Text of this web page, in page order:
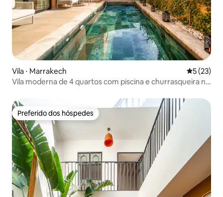
Vila ⋅ Marrakech 5 de uma
5 (23)
Vila moderna de 4 quartos com piscina e churrasqueira no
Preferido dos hóspedes
Preferido dos hóspedes